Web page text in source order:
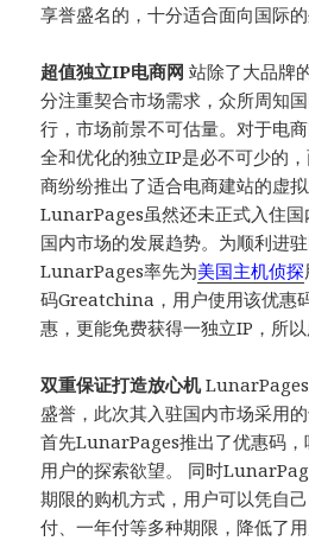
享誉盛名的，十分适合面向国际
超值独立IP电商网 站除了大品牌
分注重契合市场需求，众所周知
行，市场前景不可估量。对于电
全和优化的独立IP是必不可少的
商纷纷推出了适合电商建站的虚拟
LunarPages虽然还未正式入住国
国内市场的发展趋势。为顺利进驻
LunarPages率先为美国主机侦探
码Greatchina，用户使用该优惠
惠，更能免费获得一独立IP，所以
双重保证打造放心机LunarPages
盛誉，此次其入驻国内市场采用
首先LunarPages推出了优惠码，
用户的探索欲望。 同时
期限的购机方式，用户可以凭自
付、一年付等多种期限，降低了